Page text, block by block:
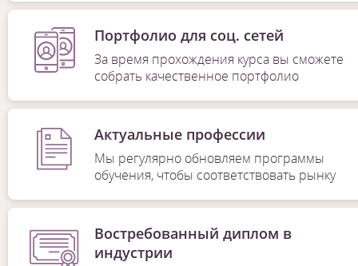
Портфолио для соц. сетей
За время прохождения курса вы сможете
собрать качественное портфолио
Актуальные профессии
Мы регулярно обновляем программы
обучения, чтобы соответствовать рынку
Востребованный диплом в
индустрии